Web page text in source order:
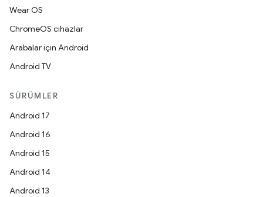
Wear OS
ChromeOS cihazlar
Arabalar için Android
Android TV
SÜRÜMLER
Android 17
Android 16
Android 15
Android 14
Android 13